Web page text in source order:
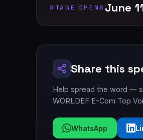
STAGE OPENS June
Share this
Help spread the word —
WORLDEF E-Com Top
WhatsApp